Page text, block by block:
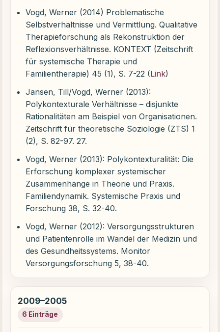
Vogd, Werner (2014) Problematische
Selbstverhältnisse und Vermittlung. Qualitative
Therapieforschung als Rekonstruktion der
Reflexionsverhältnisse. KONTEXT (Zeitschrift
für systemische Therapie und
Familientherapie) 45 (1), S. 7-22 (Link)
Jansen, Till/Vogd, Werner (2013):
Polykontexturale Verhältnisse – disjunkte
Rationalitäten am Beispiel von Organisationen.
Zeitschrift für theoretische Soziologie (ZTS) 1
(2), S. 82-97. 27.
Vogd, Werner (2013): Polykontexturalität: Die
Erforschung komplexer systemischer
Zusammenhänge in Theorie und Praxis.
Familiendynamik. Systemische Praxis und
Forschung 38, S. 32-40.
Vogd, Werner (2012): Versorgungsstrukturen
und Patientenrolle im Wandel der Medizin und
des Gesundheitssystems. Monitor
Versorgungsforschung 5, 38-40.
2009–2005
6 Einträge